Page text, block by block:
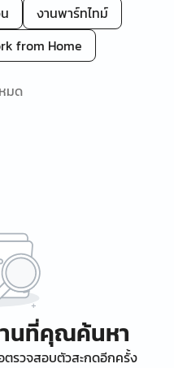
งานพาร์ทไทม์
from Home
มด
นที่คุณค้นหา
ตรวจสอบตัวสะกดอีกครั้ง